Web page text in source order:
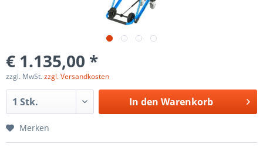
€ 1.135,00 *
zzgl. MwSt.zzgl. Versandkosten
In den Warenkorb
Merken